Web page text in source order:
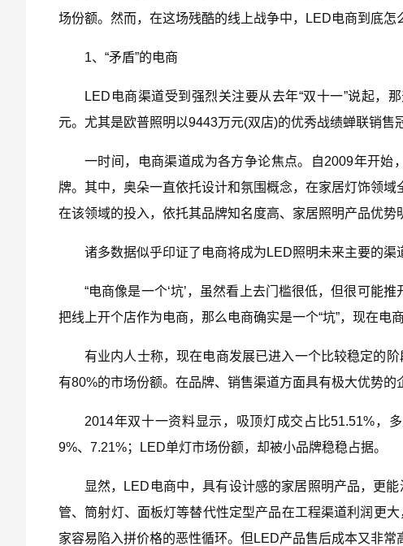
场份额。然而，在这场残酷的线上战争中，LED电商到底怎
1、“矛盾”的电商
LED电商渠道受到强烈关注要从去年“双十一”说起，
元。尤其是欧普照明以9443万元(双店)的优秀战绩蝉联销售
一时间，电商渠道成为各方争论焦点。自2009年开
牌。其中，奥朵一直依托设计和氛围概念，在家居灯饰领
在该领域的投入，依托其品牌知名度高、家居照明产品优势
诸多数据似乎印证了电商将成为LED照明未来主要的渠
“电商像是一个‘坑’，虽然看上去门槛很低，但很可能
把线上开个店作为电商，那么电商确实是一个“坑”，现在电
有业内人士称，现在电商发展已进入一个比较稳定的
有80%的市场份额。在品牌、销售渠道方面具有极大优势的
2014年双十一资料显示，吸顶灯成交占比51.51%，
9%、7.21%；LED单灯市场份额，却被小品牌稳稳占据。
显然，LED电商中，具有设计感的家居照明产品，更
管、筒射灯、面板灯等替代性定型产品在工程渠道利润更
家容易陷入拼价格的恶性循环。但LED产品售后成本又非常